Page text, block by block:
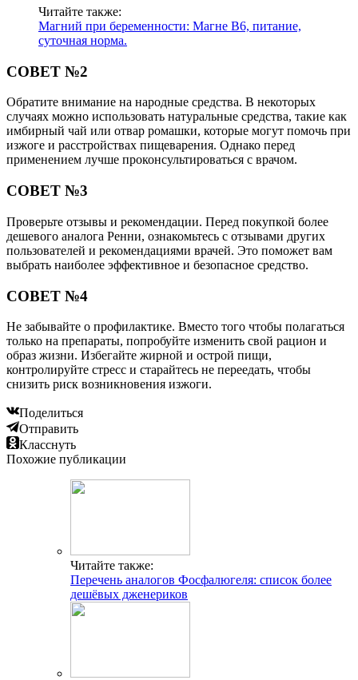
Читайте также:
Магний при беременности: Магне В6, питание,
суточная норма.
СОВЕТ №2
Обратите внимание на народные средства. В некоторых
случаях можно использовать натуральные средства, такие как
имбирный чай или отвар ромашки, которые могут помочь при
изжоге и расстройствах пищеварения. Однако перед
применением лучше проконсультироваться с врачом.
СОВЕТ №3
Проверьте отзывы и рекомендации. Перед покупкой более
дешевого аналога Ренни, ознакомьтесь с отзывами других
пользователей и рекомендациями врачей. Это поможет вам
выбрать наиболее эффективное и безопасное средство.
СОВЕТ №4
Не забывайте о профилактике. Вместо того чтобы полагаться
только на препараты, попробуйте изменить свой рацион и
образ жизни. Избегайте жирной и острой пищи,
контролируйте стресс и старайтесь не переедать, чтобы
снизить риск возникновения изжоги.
Поделиться
Отправить
Класснуть
Похожие публикации
Читайте также:
Перечень аналогов Фосфалюгеля: список более
дешёвых дженериков